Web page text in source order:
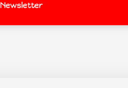
Newsletter